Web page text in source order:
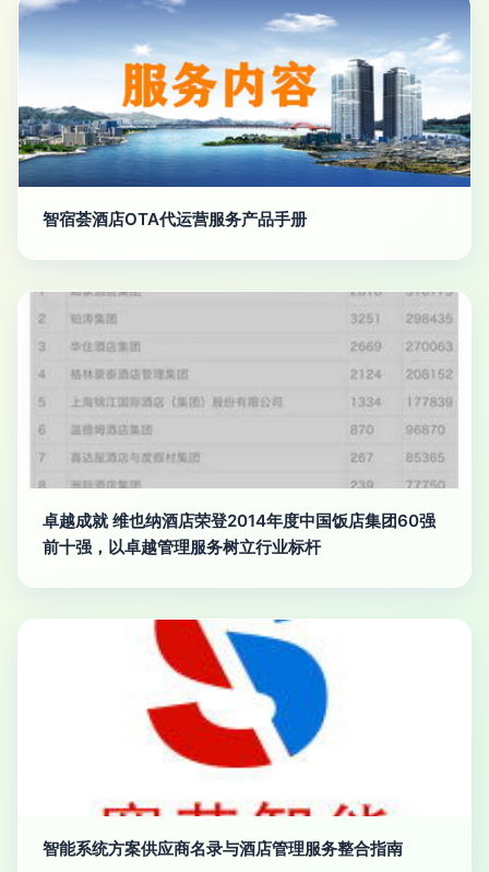
智宿荟酒店OTA代运营服务产品手册
卓越成就 维也纳酒店荣登2014年度中国饭店集团60强
前十强，以卓越管理服务树立行业标杆
智能系统方案供应商名录与酒店管理服务整合指南